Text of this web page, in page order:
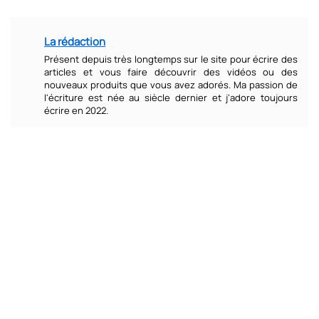
La rédaction
Présent depuis très longtemps sur le site pour écrire des
articles et vous faire découvrir des vidéos ou des
nouveaux produits que vous avez adorés. Ma passion de
l'écriture est née au siècle dernier et j'adore toujours
écrire en 2022.